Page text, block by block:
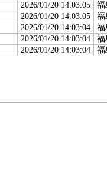
2026/01/20 14:03:05 福
2026/01/20 14:03:05 福
2026/01/20 14:03:04 福
2026/01/20 14:03:04 福
2026/01/20 14:03:04 福